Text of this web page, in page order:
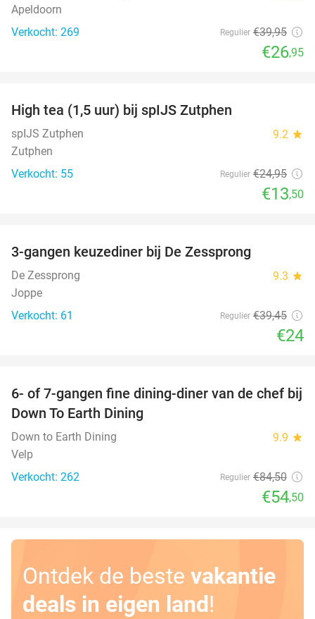
Apeldoorn
Verkocht: 269
Regulier €39,95
€26,95
High tea (1,5 uur) bij spIJS Zutphen
spIJS Zutphen 9.2 star
Zutphen
Verkocht: 55
Regulier €24,95
€13,50
3-gangen keuzediner bij De Zessprong
De Zessprong 9.3 star
Joppe
Verkocht: 61
Regulier €39,45
€24
36%
6- of 7-gangen fine dining-diner van de chef bij
Down To Earth Dining
Down to Earth Dining 9.9 star
Velp
Verkocht: 262
Regulier €84,50
€54,50
Ontdek de beste vakantie
deals in eigen land!